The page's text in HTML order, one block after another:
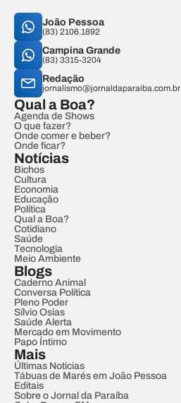
João Pessoa
(83) 2106.1892
Campina Grande
(83) 3315-3204
Redação
jornalismo@jornaldaparaiba.com.br
Qual a Boa?
Agenda de Shows
O que fazer?
Onde comer e beber?
Onde ficar?
Notícias
Bichos
Cultura
Economia
Educação
Política
Qual a Boa?
Cotidiano
Saúde
Tecnologia
Meio Ambiente
Blogs
Caderno Animal
Conversa Política
Pleno Poder
Sílvio Osias
Saúde Alerta
Mercado em Movimento
Papo Íntimo
Mais
Últimas Notícias
Tábuas de Marés em João Pessoa
Editais
Sobre o Jornal da Paraíba